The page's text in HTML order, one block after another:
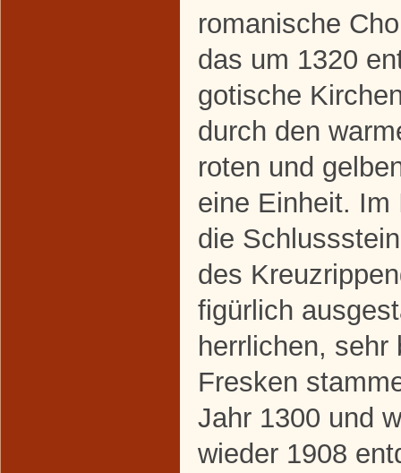
romanische
das um 1320
gotische
durch den
roten und
eine Einheit. Im
die
des
figürlich
herrlichen, sehr
Fresken
Jahr 1300 und
wieder 1908